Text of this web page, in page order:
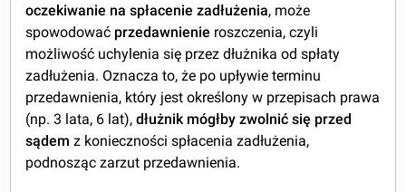
oczekiwanie na spłacenie zadłużenia, może
spowodować przedawnienie roszczenia, czyli
możliwość uchylenia się przez dłużnika od spłaty
zadłużenia. Oznacza to, że po upływie terminu
przedawnienia, który jest określony w przepisach prawa
(np. 3 lata, 6 lat),dłużnik mógłby zwolnić się przed
sądem z konieczności spłacenia zadłużenia,
podnosząc zarzut przedawnienia.